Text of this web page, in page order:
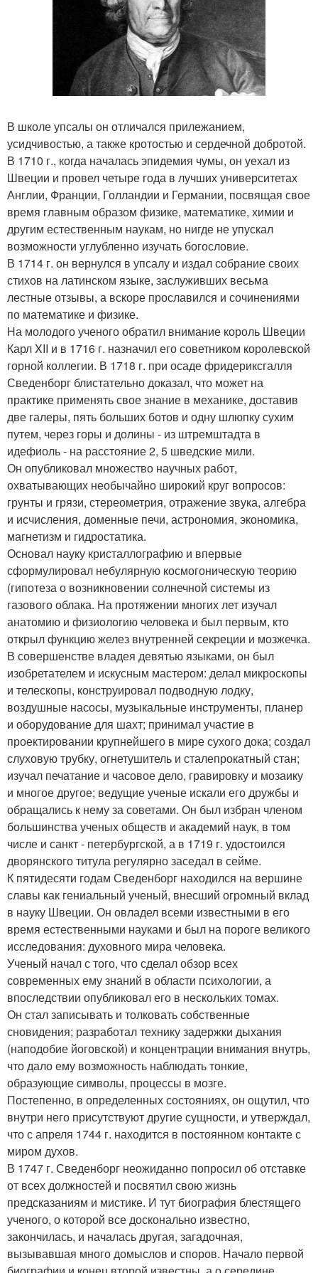
В школе упсалы он отличался прилежанием,
усидчивостью, а также кротостью и сердечной добротой.
В 1710 г., когда началась эпидемия чумы, он уехал из
Швеции и провел четыре года в лучших университетах
Англии, Франции, Голландии и Германии, посвящая свое
время главным образом физике, математике, химии и
другим естественным наукам, но нигде не упускал
возможности углубленно изучать богословие.
В 1714 г. он вернулся в упсалу и издал собрание своих
стихов на латинском языке, заслуживших весьма
лестные отзывы, а вскоре прославился и сочинениями
по математике и физике.
На молодого ученого обратил внимание король Швеции
Карл XII и в 1716 г. назначил его советником королевской
горной коллегии. В 1718 г. при осаде фридериксгалля
Сведенборг блистательно доказал, что может на
практике применять свое знание в механике, доставив
две галеры, пять больших ботов и одну шлюпку сухим
путем, через горы и долины - из штремштадта в
идефиоль - на расстояние 2, 5 шведские мили.
Он опубликовал множество научных работ,
охватывающих необычайно широкий круг вопросов:
грунты и грязи, стереометрия, отражение звука, алгебра
и исчисления, доменные печи, астрономия, экономика,
магнетизм и гидростатика.
Основал науку кристаллографию и впервые
сформулировал небулярную космогоническую теорию
(гипотеза о возникновении солнечной системы из
газового облака. На протяжении многих лет изучал
анатомию и физиологию человека и был первым, кто
открыл функцию желез внутренней секреции и мозжечка.
В совершенстве владея девятью языками, он был
изобретателем и искусным мастером: делал микроскопы
и телескопы, конструировал подводную лодку,
воздушные насосы, музыкальные инструменты, планер
и оборудование для шахт; принимал участие в
проектировании крупнейшего в мире сухого дока; создал
слуховую трубку, огнетушитель и сталепрокатный стан;
изучал печатание и часовое дело, гравировку и мозаику
и многое другое; ведущие ученые искали его дружбы и
обращались к нему за советами. Он был избран членом
большинства ученых обществ и академий наук, в том
числе и санкт - петербургской, а в 1719 г. удостоился
дворянского титула регулярно заседал в сейме.
К пятидесяти годам Сведенборг находился на вершине
славы как гениальный ученый, внесший огромный вклад
в науку Швеции. Он овладел всеми известными в его
время естественными науками и был на пороге великого
исследования: духовного мира человека.
Ученый начал с того, что сделал обзор всех
современных ему знаний в области психологии, а
впоследствии опубликовал его в нескольких томах.
Он стал записывать и толковать собственные
сновидения; разработал технику задержки дыхания
(наподобие йоговской) и концентрации внимания внутрь,
что дало ему возможность наблюдать тонкие,
образующие символы, процессы в мозге.
Постепенно, в определенных состояниях, он ощутил, что
внутри него присутствуют другие сущности, и утверждал,
что с апреля 1744 г. находится в постоянном контакте с
миром духов.
В 1747 г. Сведенборг неожиданно попросил об отставке
от всех должностей и посвятил свою жизнь
предсказаниям и мистике. И тут биография блестящего
ученого, о которой все досконально известно,
закончилась, и началась другая, загадочная,
вызывавшая много домыслов и споров. Начало первой